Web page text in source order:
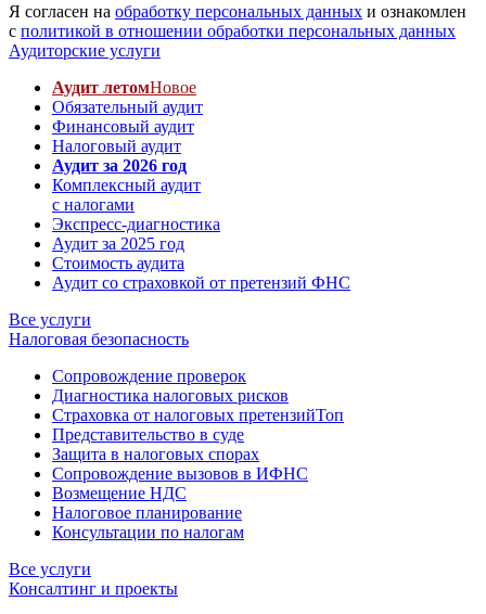
Я согласен на обработку персональных данных и ознакомлен
с политикой в отношении обработки персональных данных
Аудиторские услуги
Аудит летомНовое
Обязательный аудит
Финансовый аудит
Налоговый аудит
Аудит за 2026 год
Комплексный аудит
с налогами
Экспресс-диагностика
Аудит за 2025 год
Стоимость аудита
Аудит со страховкой от претензий ФНС
Все услуги
Налоговая безопасность
Сопровождение проверок
Диагностика налоговых рисков
Страховка от налоговых претензийТоп
Представительство в суде
Защита в налоговых спорах
Сопровождение вызовов в ИФНС
Возмещение НДС
Налоговое планирование
Консультации по налогам
Все услуги
Консалтинг и проекты